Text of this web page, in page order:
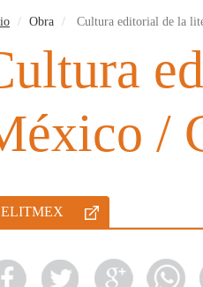
Obra Cultura editorial de la
/